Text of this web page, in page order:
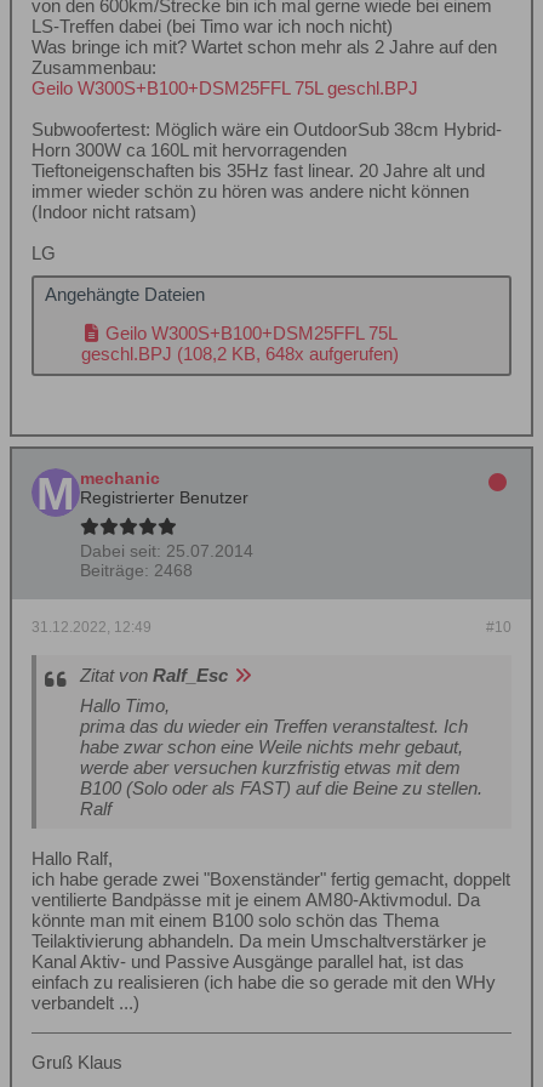
von den 600km/Strecke bin ich mal gerne wiede bei einem
LS-Treffen dabei (bei Timo war ich noch nicht)
Was bringe ich mit? Wartet schon mehr als 2 Jahre auf den
Zusammenbau:
Geilo W300S+B100+DSM25FFL 75L geschl.BPJ
Subwoofertest: Möglich wäre ein OutdoorSub 38cm Hybrid-
Horn 300W ca 160L mit hervorragenden
Tieftoneigenschaften bis 35Hz fast linear. 20 Jahre alt und
immer wieder schön zu hören was andere nicht können
(Indoor nicht ratsam)
LG
Angehängte Dateien
Geilo W300S+B100+DSM25FFL 75L
geschl.BPJ (108,2 KB, 648x aufgerufen)
mechanic
Registrierter Benutzer
Dabei seit: 25.07.2014
Beiträge: 2468
#10
31.12.2022, 12:49
Zitat von Ralf_Esc
Hallo Timo,
prima das du wieder ein Treffen veranstaltest. Ich
habe zwar schon eine Weile nichts mehr gebaut,
werde aber versuchen kurzfristig etwas mit dem
B100 (Solo oder als FAST) auf die Beine zu stellen.
Ralf
Hallo Ralf,
ich habe gerade zwei "Boxenständer" fertig gemacht, doppelt
ventilierte Bandpässe mit je einem AM80-Aktivmodul. Da
könnte man mit einem B100 solo schön das Thema
Teilaktivierung abhandeln. Da mein Umschaltverstärker je
Kanal Aktiv- und Passive Ausgänge parallel hat, ist das
einfach zu realisieren (ich habe die so gerade mit den WHy
verbandelt ...)
Gruß Klaus